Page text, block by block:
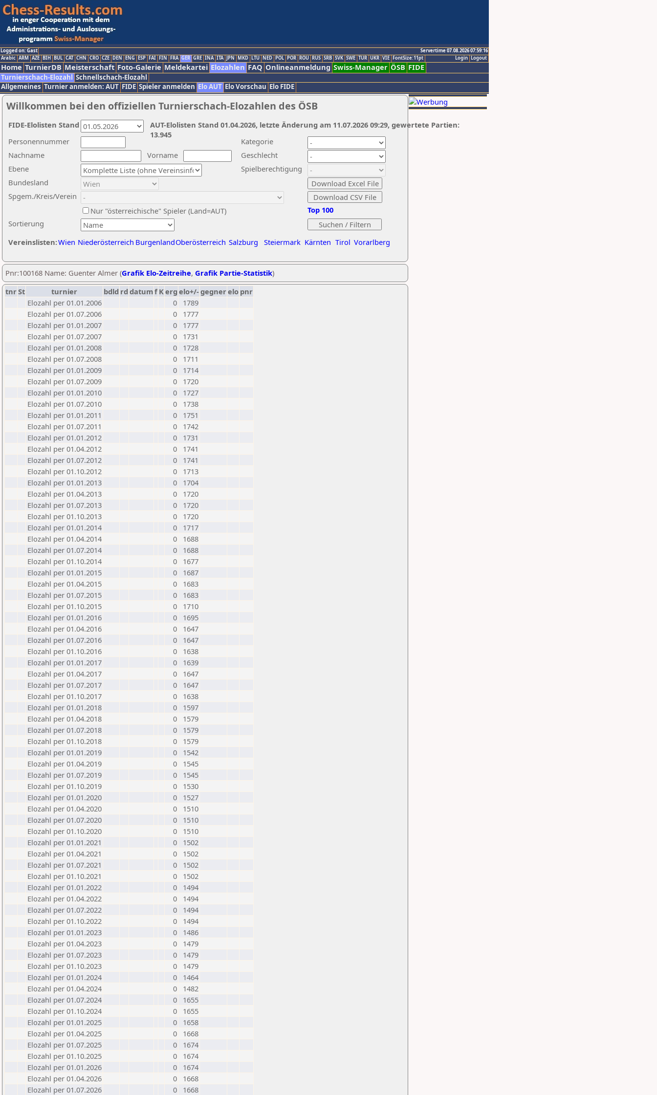
Logged on: Gast
Servertime 07.08.2026 07:59:16
Logout
Login
Arabic ARM AZE BIH BUL CAT CHN CRO CZE DEN ENG ESP FAI FIN FRA GER GRE INA ITA JPN MKD LTU NED POL POR ROU RUS SRB SVK SWE TUR UKR VIE FontSize:11pt
Home TurnierDB Meisterschaft Foto-Galerie Meldekartei Elozahlen FAQ Onlineanmeldung Swiss-Manager ÖSB FIDE
Turnierschach-Elozahl Schnellschach-Elozahl
Allgemeines Turnier anmelden: AUT FIDE Spieler anmelden Elo AUT Elo Vorschau Elo FIDE
Willkommen bei den offiziellen Turnierschach-Elozahlen des ÖSB
Nachname
Vorname
Ebene
Kategorie
Sortierung
Personennummer
Bundesland
Spgem./Kreis/Verein
Geschlecht
Nur "österreichische" Spieler (Land=AUT)
Spielberechtigung
Vereinslisten:Wien Niederösterreich BurgenlandOberösterreich Salzburg Steiermark Kärnten Tirol Vorarlberg
Top 100
AUT-Elolisten Stand 01.04.2026, letzte Änderung am 11.07.2026 09:29, gewertete Partien:
13.945
FIDE-Elolisten Stand
Pnr:100168 Name: Guenter Almer (Grafik Elo-Zeitreihe, Grafik Partie-Statistik)
tnrSt turnier bdld rd datumf Kerg elo+/-gegnerelo pnr
Elozahl per 01.01.2006
0
1789
Elozahl per 01.07.2006
0
1777
Elozahl per 01.01.2007
0
1777
Elozahl per 01.07.2007
0
1731
Elozahl per 01.01.2008
0
1728
Elozahl per 01.07.2008
0
1711
Elozahl per 01.01.2009
0
1714
Elozahl per 01.07.2009
0
1720
Elozahl per 01.01.2010
0
1727
Elozahl per 01.07.2010
0
1738
Elozahl per 01.01.2011
0
1751
Elozahl per 01.07.2011
0
1742
Elozahl per 01.01.2012
0
1731
Elozahl per 01.04.2012
0
1741
Elozahl per 01.07.2012
0
1741
Elozahl per 01.10.2012
0
1713
Elozahl per 01.01.2013
0
1704
Elozahl per 01.04.2013
0
1720
Elozahl per 01.07.2013
0
1720
Elozahl per 01.10.2013
0
1720
Elozahl per 01.01.2014
0
1717
Elozahl per 01.04.2014
0
1688
Elozahl per 01.07.2014
0
1688
Elozahl per 01.10.2014
0
1677
Elozahl per 01.01.2015
0
1687
Elozahl per 01.04.2015
0
1683
Elozahl per 01.07.2015
0
1683
Elozahl per 01.10.2015
0
1710
Elozahl per 01.01.2016
0
1695
Elozahl per 01.04.2016
0
1647
Elozahl per 01.07.2016
0
1647
Elozahl per 01.10.2016
0
1638
Elozahl per 01.01.2017
0
1639
Elozahl per 01.04.2017
0
1647
Elozahl per 01.07.2017
0
1647
Elozahl per 01.10.2017
0
1638
Elozahl per 01.01.2018
0
1597
Elozahl per 01.04.2018
0
1579
Elozahl per 01.07.2018
0
1579
Elozahl per 01.10.2018
0
1579
Elozahl per 01.01.2019
0
1542
Elozahl per 01.04.2019
0
1545
Elozahl per 01.07.2019
0
1545
Elozahl per 01.10.2019
0
1530
Elozahl per 01.01.2020
0
1527
Elozahl per 01.04.2020
0
1510
Elozahl per 01.07.2020
0
1510
Elozahl per 01.10.2020
0
1510
Elozahl per 01.01.2021
0
1502
Elozahl per 01.04.2021
0
1502
Elozahl per 01.07.2021
0
1502
Elozahl per 01.10.2021
0
1502
Elozahl per 01.01.2022
0
1494
Elozahl per 01.04.2022
0
1494
Elozahl per 01.07.2022
0
1494
Elozahl per 01.10.2022
0
1494
Elozahl per 01.01.2023
0
1486
Elozahl per 01.04.2023
0
1479
Elozahl per 01.07.2023
0
1479
Elozahl per 01.10.2023
0
1479
Elozahl per 01.01.2024
0
1464
Elozahl per 01.04.2024
0
1482
Elozahl per 01.07.2024
0
1655
Elozahl per 01.10.2024
0
1655
Elozahl per 01.01.2025
0
1658
Elozahl per 01.04.2025
0
1668
Elozahl per 01.07.2025
0
1674
Elozahl per 01.10.2025
0
1674
Elozahl per 01.01.2026
0
1674
Elozahl per 01.04.2026
0
1668
Elozahl per 01.07.2026
0 1668